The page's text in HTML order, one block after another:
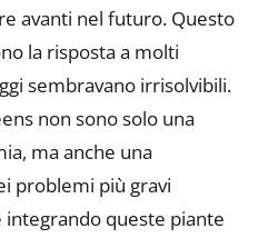
avanti nel futuro. Questo
la risposta a molti
sembravano irrisolvibili.
non sono solo una
ma anche una
problemi più gravi
integrando queste piante